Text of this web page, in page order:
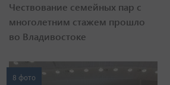
Чествование семейных пар с
многолетним стажем прошло
во Владивостоке
8 фото